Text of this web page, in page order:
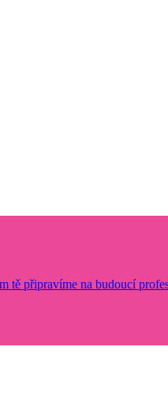
tě připravíme na budoucí